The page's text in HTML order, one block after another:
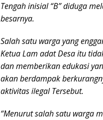
Tengah inisial “B” diduga
besarnya.
Salah satu warga yang
Ketua Lam adat Desa itu
dan memberikan edukasi
akan berdampak
aktivitas ilegal Tersebut.
“Menurut salah satu warga